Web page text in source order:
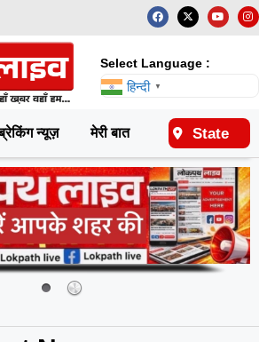
Select Language :
हिन्दी ▼
न्यूज़ मेरी बात राष्ट्रीय
State